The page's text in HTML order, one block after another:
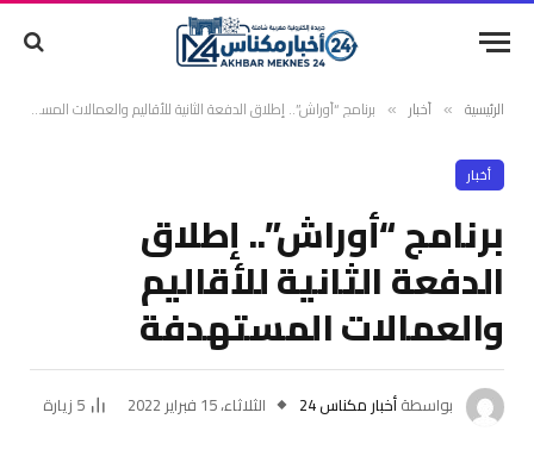
الرئيسية » أخبار » برنامج “أوراش”.. إطلاق الدفعة الثانية للأقاليم والعمالات المستهدفة
أخبار
برنامج “أوراش”.. إطلاق
الدفعة الثانية للأقاليم
والعمالات المستهدفة
بواسطةأخبار مكناس 24 الثلاثاء، 15 فبراير 2022 5 زيارة